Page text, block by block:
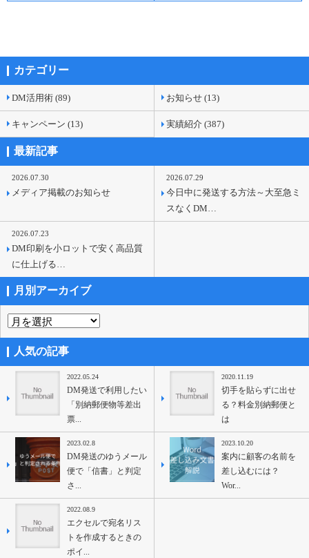
カテゴリー
DM活用術 (89) お知らせ (13)
キャンペーン (13) 実績紹介 (387)
最新記事
2026.07.30
メディア掲載のお知らせ
2026.07.29
今日中に発送する方法～大至急ミ
スなくDM…
2026.07.23
DM印刷を小ロットで安く高品質
に仕上げる…
月別アーカイブ
人気の記事
2022.05.24
DM発送で利用したい
「別納郵便物等差出
票...
2020.11.19
切手を貼らずに出せ
る？料金別納郵便と
は
2023.02.8
DM発送のゆうメール
便で「信書」と判定
さ...
2023.10.20
案内に顧客の名前を
差し込むには？
Wor...
2022.08.9
エクセルで宛名リス
トを作成するときの
ポイ...